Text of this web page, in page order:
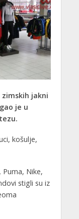
jakni
je u
košulje,
Puma, Nike,
stigli su iz